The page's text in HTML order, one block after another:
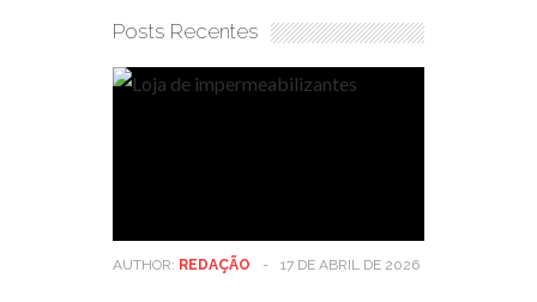
Posts Recentes
AUTHOR: REDAÇÃO - 17 DE ABRIL DE 2026